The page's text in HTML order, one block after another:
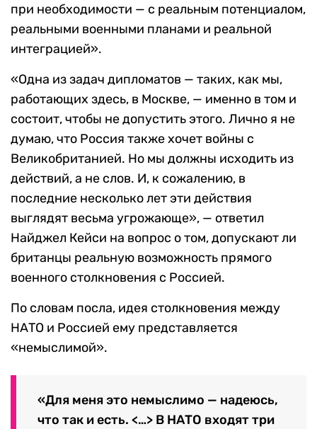
при необходимости — с реальным потенциалом,
реальными военными планами и реальной
интеграцией».
«Одна из задач дипломатов — таких, как мы,
работающих здесь, в Москве, — именно в том и
состоит, чтобы не допустить этого. Лично я не
думаю, что Россия также хочет войны с
Великобританией. Но мы должны исходить из
действий, а не слов. И, к сожалению, в
последние несколько лет эти действия
выглядят весьма угрожающе», — ответил
Найджел Кейси на вопрос о том, допускают ли
британцы реальную возможность прямого
военного столкновения с Россией.
По словам посла, идея столкновения между
НАТО и Россией ему представляется
«немыслимой».
«Для меня это немыслимо — надеюсь,
что так и есть. <…> В НАТО входят три